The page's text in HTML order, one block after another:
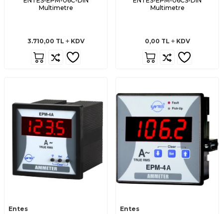
Multimetre
3.710,00 TL KDV
Multimetre
0,00 TL KDV
Entes
Entes